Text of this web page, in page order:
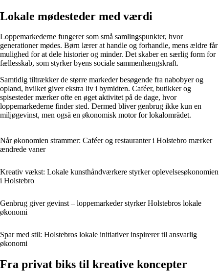
Lokale mødesteder med værdi
Loppemarkederne fungerer som små samlingspunkter, hvor
generationer mødes. Børn lærer at handle og forhandle, mens ældre får
mulighed for at dele historier og minder. Det skaber en særlig form for
fællesskab, som styrker byens sociale sammenhængskraft.
Samtidig tiltrækker de større markeder besøgende fra nabobyer og
opland, hvilket giver ekstra liv i bymidten. Caféer, butikker og
spisesteder mærker ofte en øget aktivitet på de dage, hvor
loppemarkederne finder sted. Dermed bliver genbrug ikke kun en
miljøgevinst, men også en økonomisk motor for lokalområdet.
Når økonomien strammer: Caféer og restauranter i Holstebro mærker
ændrede vaner
Kreativ vækst: Lokale kunsthåndværkere styrker oplevelsesøkonomien
i Holstebro
Genbrug giver gevinst – loppemarkeder styrker Holstebros lokale
økonomi
Spar med stil: Holstebros lokale initiativer inspirerer til ansvarlig
økonomi
Fra privat biks til kreative koncepter